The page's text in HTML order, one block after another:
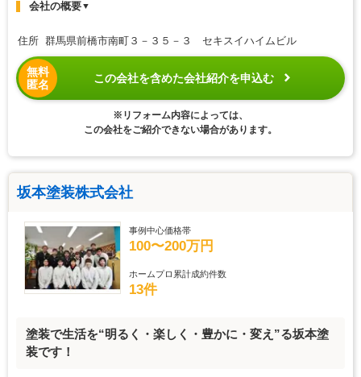
会社の概要▼
住所 群馬県前橋市南町３－３５－３ セキスイハイムビル
無料
匿名
この会社を含めた会社紹介を申込む
※リフォーム内容によっては、
この会社をご紹介できない場合があります。
坂本塗装株式会社
事例中心価格帯
100〜200万円
ホームプロ累計成約件数
13件
塗装で生活を“明るく・楽しく・豊かに・変え”る坂本塗
装です！